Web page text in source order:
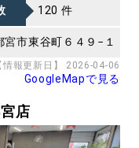
120 件
市東谷町６４９−１
情報更新日】 2026-04-06
GoogleMapで見る
店